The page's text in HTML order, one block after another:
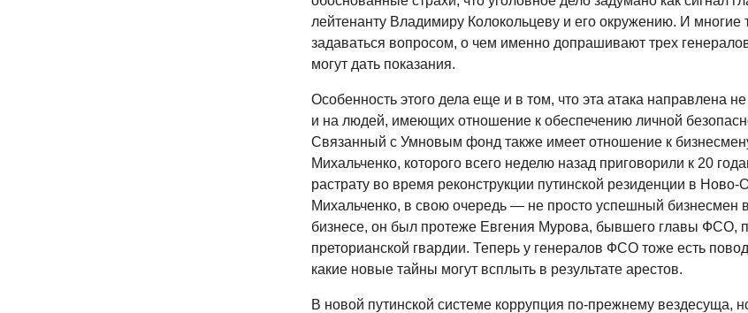
лейтенанту Владимиру Колокольцеву и его окружению. И многие
задаваться вопросом, о чем именно допрашивают трех
могут дать показания.
Особенность этого дела еще и в том, что эта атака направлена
и на людей, имеющих отношение к обеспечению личной
Связанный с Умновым фонд также имеет отношение к
Михальченко, которого всего неделю назад приговорили к 20
растрату во время реконструкции путинской резиденции в Ново-
Михальченко, в свою очередь — не просто успешный бизнесмен
бизнесе, он был протеже Евгения Мурова, бывшего главы ФСО,
преторианской гвардии. Теперь у генералов ФСО тоже есть
какие новые тайны могут всплыть в результате арестов.
В новой путинской системе коррупция по-прежнему вездесуща,